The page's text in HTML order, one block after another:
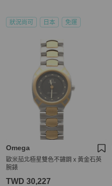
狀況尚可 日本 免運
Omega
歐米茄北極星雙色不鏽鋼 x 黃金石英
腕錶
TWD 30,227